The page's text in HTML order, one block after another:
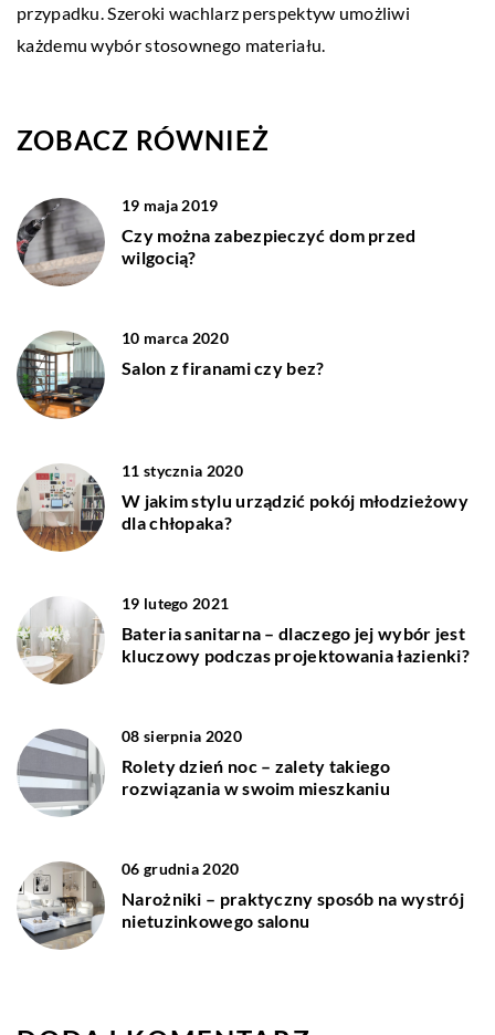
przypadku. Szeroki wachlarz perspektyw umożliwi
każdemu wybór stosownego materiału.
ZOBACZ RÓWNIEŻ
19 maja 2019
Czy można zabezpieczyć dom przed
wilgocią?
10 marca 2020
Salon z firanami czy bez?
11 stycznia 2020
W jakim stylu urządzić pokój młodzieżowy
dla chłopaka?
19 lutego 2021
Bateria sanitarna – dlaczego jej wybór jest
kluczowy podczas projektowania łazienki?
08 sierpnia 2020
Rolety dzień noc – zalety takiego
rozwiązania w swoim mieszkaniu
06 grudnia 2020
Narożniki – praktyczny sposób na wystrój
nietuzinkowego salonu